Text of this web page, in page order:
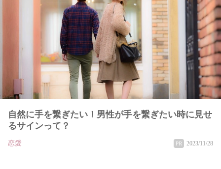
自然に手を繋ぎたい！男性が手を繋ぎたい時に見せ
るサインって？
恋愛 PR 2023/11/28